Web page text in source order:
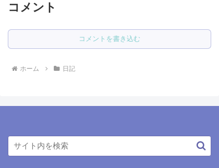
コメント
コメントを書き込む
ホーム 日記